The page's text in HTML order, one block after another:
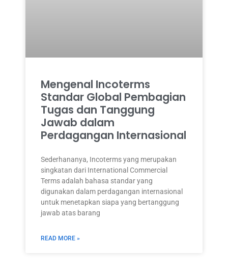
Mengenal Incoterms
Standar Global Pembagian
Tugas dan Tanggung
Jawab dalam
Perdagangan Internasional
Sederhananya, Incoterms yang merupakan
singkatan dari International Commercial
Terms adalah bahasa standar yang
digunakan dalam perdagangan internasional
untuk menetapkan siapa yang bertanggung
jawab atas barang
READ MORE »